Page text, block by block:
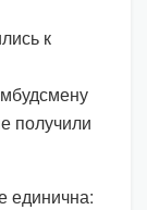
к
получили
единична: